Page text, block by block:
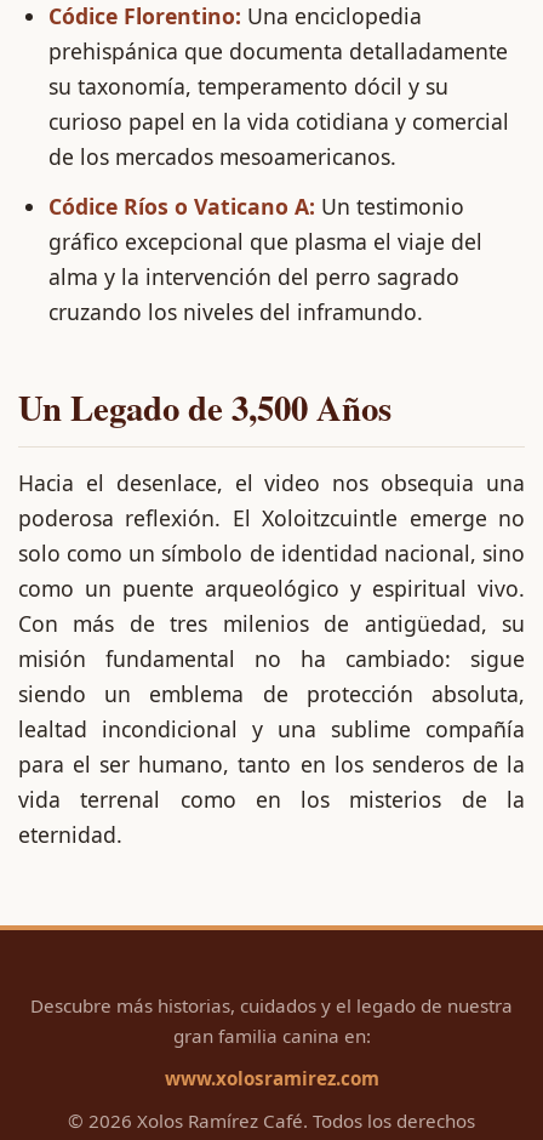
Códice Florentino: Una enciclopedia
prehispánica que documenta detalladamente
su taxonomía, temperamento dócil y su
curioso papel en la vida cotidiana y comercial
de los mercados mesoamericanos.
Códice Ríos o Vaticano A: Un testimonio
gráfico excepcional que plasma el viaje del
alma y la intervención del perro sagrado
cruzando los niveles del inframundo.
Un Legado de 3,500 Años
Hacia el desenlace, el video nos obsequia una
poderosa reflexión. El Xoloitzcuintle emerge no
solo como un símbolo de identidad nacional, sino
como un puente arqueológico y espiritual vivo.
Con más de tres milenios de antigüedad, su
misión fundamental no ha cambiado: sigue
siendo un emblema de protección absoluta,
lealtad incondicional y una sublime compañía
para el ser humano, tanto en los senderos de la
vida terrenal como en los misterios de la
eternidad.
Descubre más historias, cuidados y el legado de nuestra
gran familia canina en:
www.xolosramirez.com
© 2026 Xolos Ramírez Café. Todos los derechos